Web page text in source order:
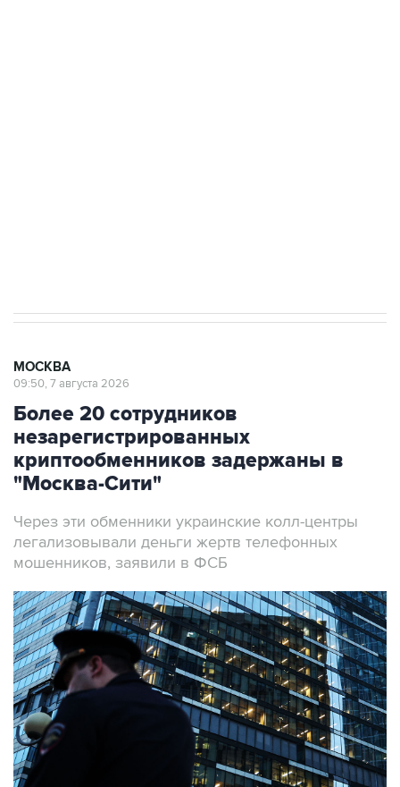
МОСКВА
09:50, 7 августа 2026
Более 20 сотрудников
незарегистрированных
криптообменников задержаны в
"Москва-Сити"
Через эти обменники украинские колл-центры
легализовывали деньги жертв телефонных
мошенников, заявили в ФСБ